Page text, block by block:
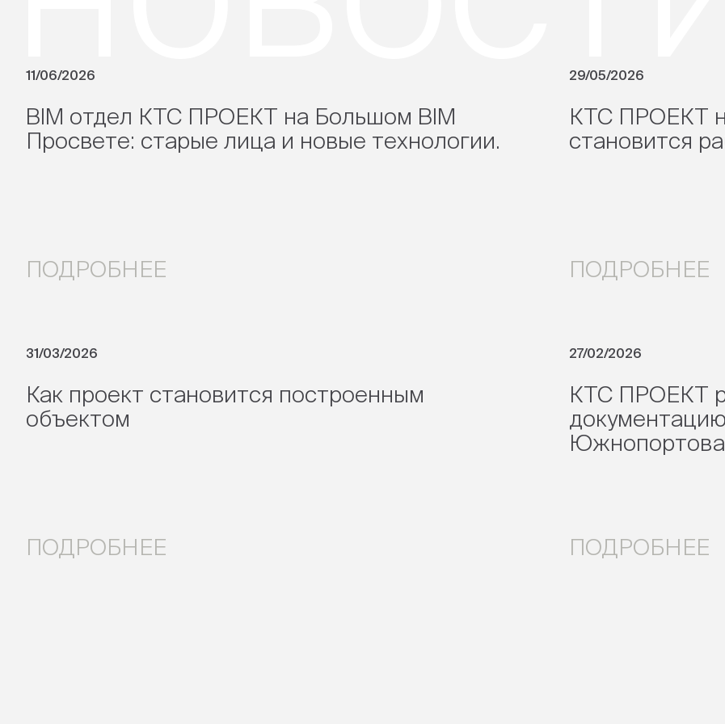
11/06/2026
BIM отдел КТС ПРОЕКТ на Большом BIM
Просвете: старые лица и новые технологии.
ПОДРОБНЕЕ
29/05/2026
КТС ПРОЕКТ
становится
ПОДРОБНЕЕ
31/03/2026
Как проект становится построенным
объектом
ПОДРОБНЕЕ
27/02/2026
КТС ПРОЕКТ
ПОДРОБНЕЕ